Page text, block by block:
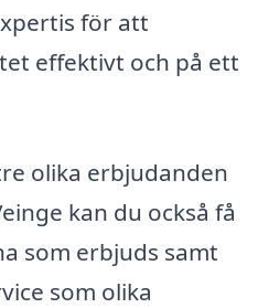
för att
effektivt och på ett
olika erbjudanden
kan du också få
som erbjuds samt
som olika